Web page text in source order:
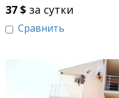
37 $ за сутки
Сравнить